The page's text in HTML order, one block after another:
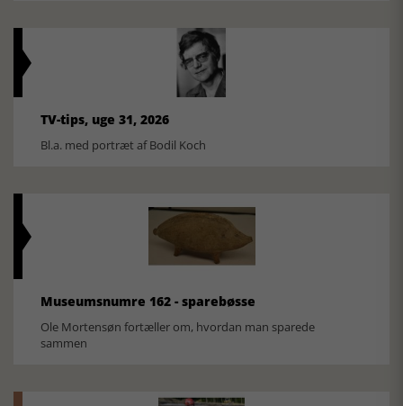
TV-tips, uge 31, 2026
Bl.a. med portræt af Bodil Koch
Museumsnumre 162 - sparebøsse
Ole Mortensøn fortæller om, hvordan man sparede
sammen